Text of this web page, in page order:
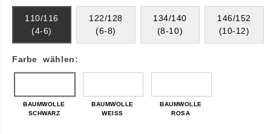
110/116
(4-6)
122/128
(6-8)
134/140
(8-10)
146/152
(10-12)
Farbe wählen:
BAUMWOLLE
SCHWARZ
BAUMWOLLE
WEISS
BAUMWOLLE
ROSA